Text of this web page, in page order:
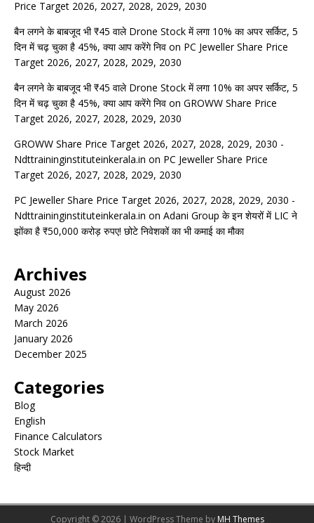
Price Target 2026, 2027, 2028, 2029, 2030
बैन लगने के बाबजूद भी ₹45 वाले Drone Stock में लगा 10% का अपर सर्किट, 5
दिन में चढ़ चुका है 45%, क्या आप करेंगे निव on PC Jeweller Share Price
Target 2026, 2027, 2028, 2029, 2030
बैन लगने के बाबजूद भी ₹45 वाले Drone Stock में लगा 10% का अपर सर्किट, 5
दिन में चढ़ चुका है 45%, क्या आप करेंगे निव on GROWW Share Price
Target 2026, 2027, 2028, 2029, 2030
GROWW Share Price Target 2026, 2027, 2028, 2029, 2030 -
Ndttraininginstituteinkerala.in on PC Jeweller Share Price
Target 2026, 2027, 2028, 2029, 2030
PC Jeweller Share Price Target 2026, 2027, 2028, 2029, 2030 -
Ndttraininginstituteinkerala.in on Adani Group के इन शेयरों में LIC ने
झोंका है ₹50,000 करोड़ रुपए! छोटे निवेशकों का भी कमाई का मौका
Archives
August 2026
May 2026
March 2026
January 2026
December 2025
Categories
Blog
English
Finance Calculators
Stock Market
हिन्दी
Copyright © 2026 | WordPress Theme by MH Themes